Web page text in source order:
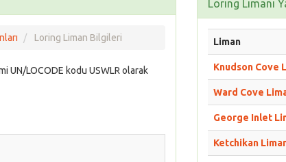
Loring Liman Bilgileri
UN/LOCODE kodu USWLR olarak
Loring Limanı
Liman
Knudson Cove
Ward Cove
George Inlet
Ketchikan